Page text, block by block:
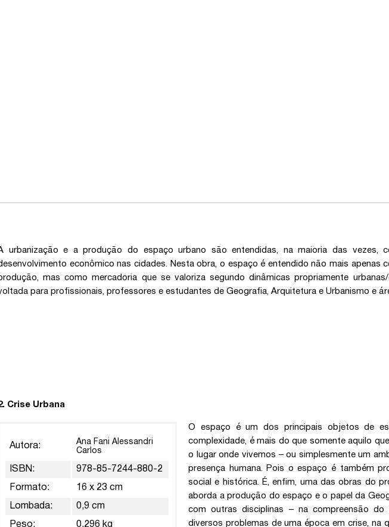
urbanização e a produção do espaço urbano são entendidas, na maioria das vezes,
econômico nas cidades. Nesta obra, o espaço é entendido não mais apenas
mas como mercadoria que se valoriza segundo dinâmicas propriamente
para profissionais, professores e estudantes de Geografia, Arquitetura e Urbanismo e
Crise Urbana
Autora:
Ana Fani Alessandri
Carlos
ISBN: 978-85-7244-880-2
Formato: 16 x 23 cm
Lombada: 0,9 cm
Peso: 0,296 kg
O espaço é um dos principais objetos de
complexidade, é mais do que somente aquilo
o lugar onde vivemos – ou simplesmente um
presença humana. Pois o espaço é também
social e histórica. É, enfim, uma das obras do
aborda a produção do espaço e o papel da
com outras disciplinas – na compreensão do
diversos problemas de uma época em crise, na